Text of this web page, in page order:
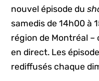
nouvel épisode du
samedis de 14h00 à
région de Montréal
en direct. Les
rediffusés chaque